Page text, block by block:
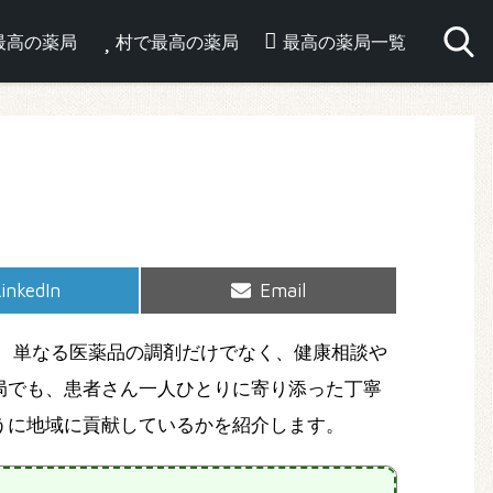
高の薬局 村で最高の薬局 最高の薬局一覧
Share
Email
単なる医薬品の調剤だけでなく、健康相談や
も、患者さん一人ひとりに寄り添った丁寧
地域に貢献しているかを紹介します。